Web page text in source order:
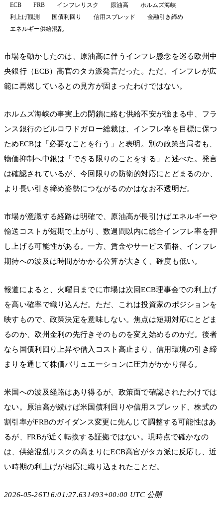
ECB FRB インフレリスク 原油高
ホルムズ海峡
利上げ観測
国債利回り 信用スプレッド
金融引き締め
エネルギー供給混乱
市場を動かしたのは、原油高に伴うインフレ懸念を巡る欧州中
央銀行（ECB）高官のタカ派発言だった。ただ、インフレが広
範に再燃しているとの見方が固まったわけではない。
ホルムズ海峡の事実上の閉鎖に絡む供給不安が強まる中、フラ
ンス銀行のビルロワドガロー総裁は、インフレ率を目標に保つ
ためECBは「必要なことを行う」と表明。別の政策当局者も、
物価抑制へ中銀は「できる限りのことをする」と述べた。発言
は確認されているが、今回限りの防衛的対応にとどまるのか、
より長い引き締め姿勢につながるのかはなお不透明だ。
市場が意識する経路は明確で、原油高が長引けばエネルギーや
輸送コストが短期で上がり、数週間以内に総合インフレ率を押
し上げる可能性がある。一方、賃金やサービス価格、インフレ
期待への波及は時間がかかる公算が大きく、確度も低い。
報道によると、火曜日までに市場は次回ECB理事会での利上げ
を高い確率で織り込んだ。ただ、これは投資家のポジションを
映すもので、政策決定を意味しない。焦点は短期対応にとどま
るのか、欧州金利の先行きそのものを変え始めるのかだ。後者
なら国債利回り上昇や借入コスト高止まり、信用環境の引き締
まりを通じて株価バリュエーションに圧力がかかり得る。
米国への波及経路はあり得るが、政策面で確認されたわけでは
ない。原油高が続けば米国債利回りや信用スプレッド、株式の
割引率がFRBのガイダンス変更に先んじて調整する可能性はあ
るが、FRBが近く転換する証拠ではない。現時点で確かなの
は、供給混乱リスクの高まりにECB高官がタカ派に反応し、近
い時期の利上げが相応に織り込まれたことだ。
2026-05-26T16:01:27.631493+00:00 UTC 公開